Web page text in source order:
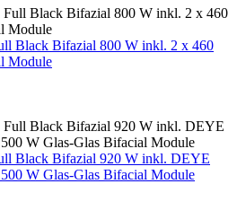
Black Bifazial 800 W inkl. 2 x 460
Module
Black Bifazial 920 W inkl. DEYE
W Glas-Glas Bifacial Module